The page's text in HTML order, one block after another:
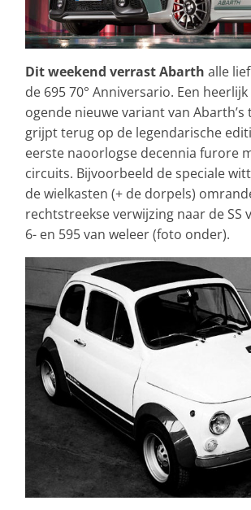
Dit weekend verrast Abarth alle
de 695 70° Anniversario. Een
ogende nieuwe variant van
grijpt terug op de legendarische
eerste naoorlogse decennia furore
circuits. Bijvoorbeeld de speciale
de wielkasten (+ de dorpels)
rechtstreekse verwijzing naar de SS
6- en 595 van weleer (foto onder).